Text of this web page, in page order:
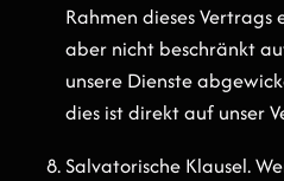
Rahmen dieses Vertrags
aber nicht beschränkt
unsere Dienste
dies ist direkt auf unser
Salvatori­sche Klausel.